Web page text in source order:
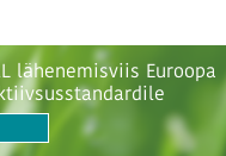
lähenemisviis Euroopa